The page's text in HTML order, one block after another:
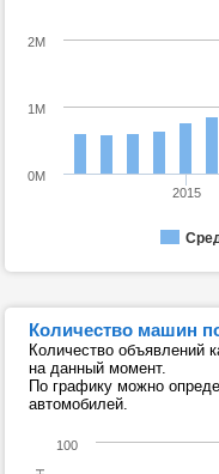
2015
0M
1M
2M
Количество машин
Количество объявлений
на данный момент.
По графику можно
автомобилей.
100